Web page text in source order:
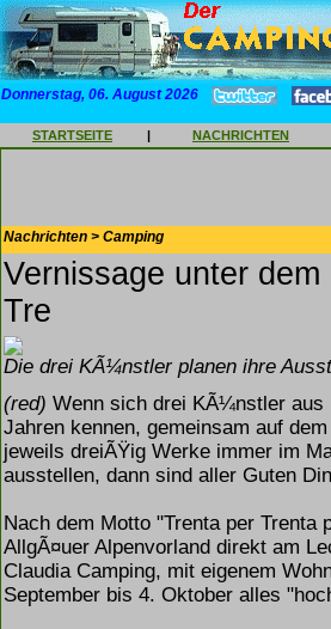
Donnerstag, 06. August 2026
STARTSEITE | NACHRICHTEN
Nachrichten > Camping
Vernissage unter
Tre
Die drei KÃ¼nstler planen ihre
(red) Wenn sich drei KÃ¼nstler aus
Jahren kennen, gemeinsam auf
jeweils dreiÃŸig Werke immer im
ausstellen, dann sind aller Guten
Nach dem Motto "Trenta per
AllgÃ¤uer Alpenvorland direkt am
Claudia Camping, mit eigenem
September bis 4. Oktober alles